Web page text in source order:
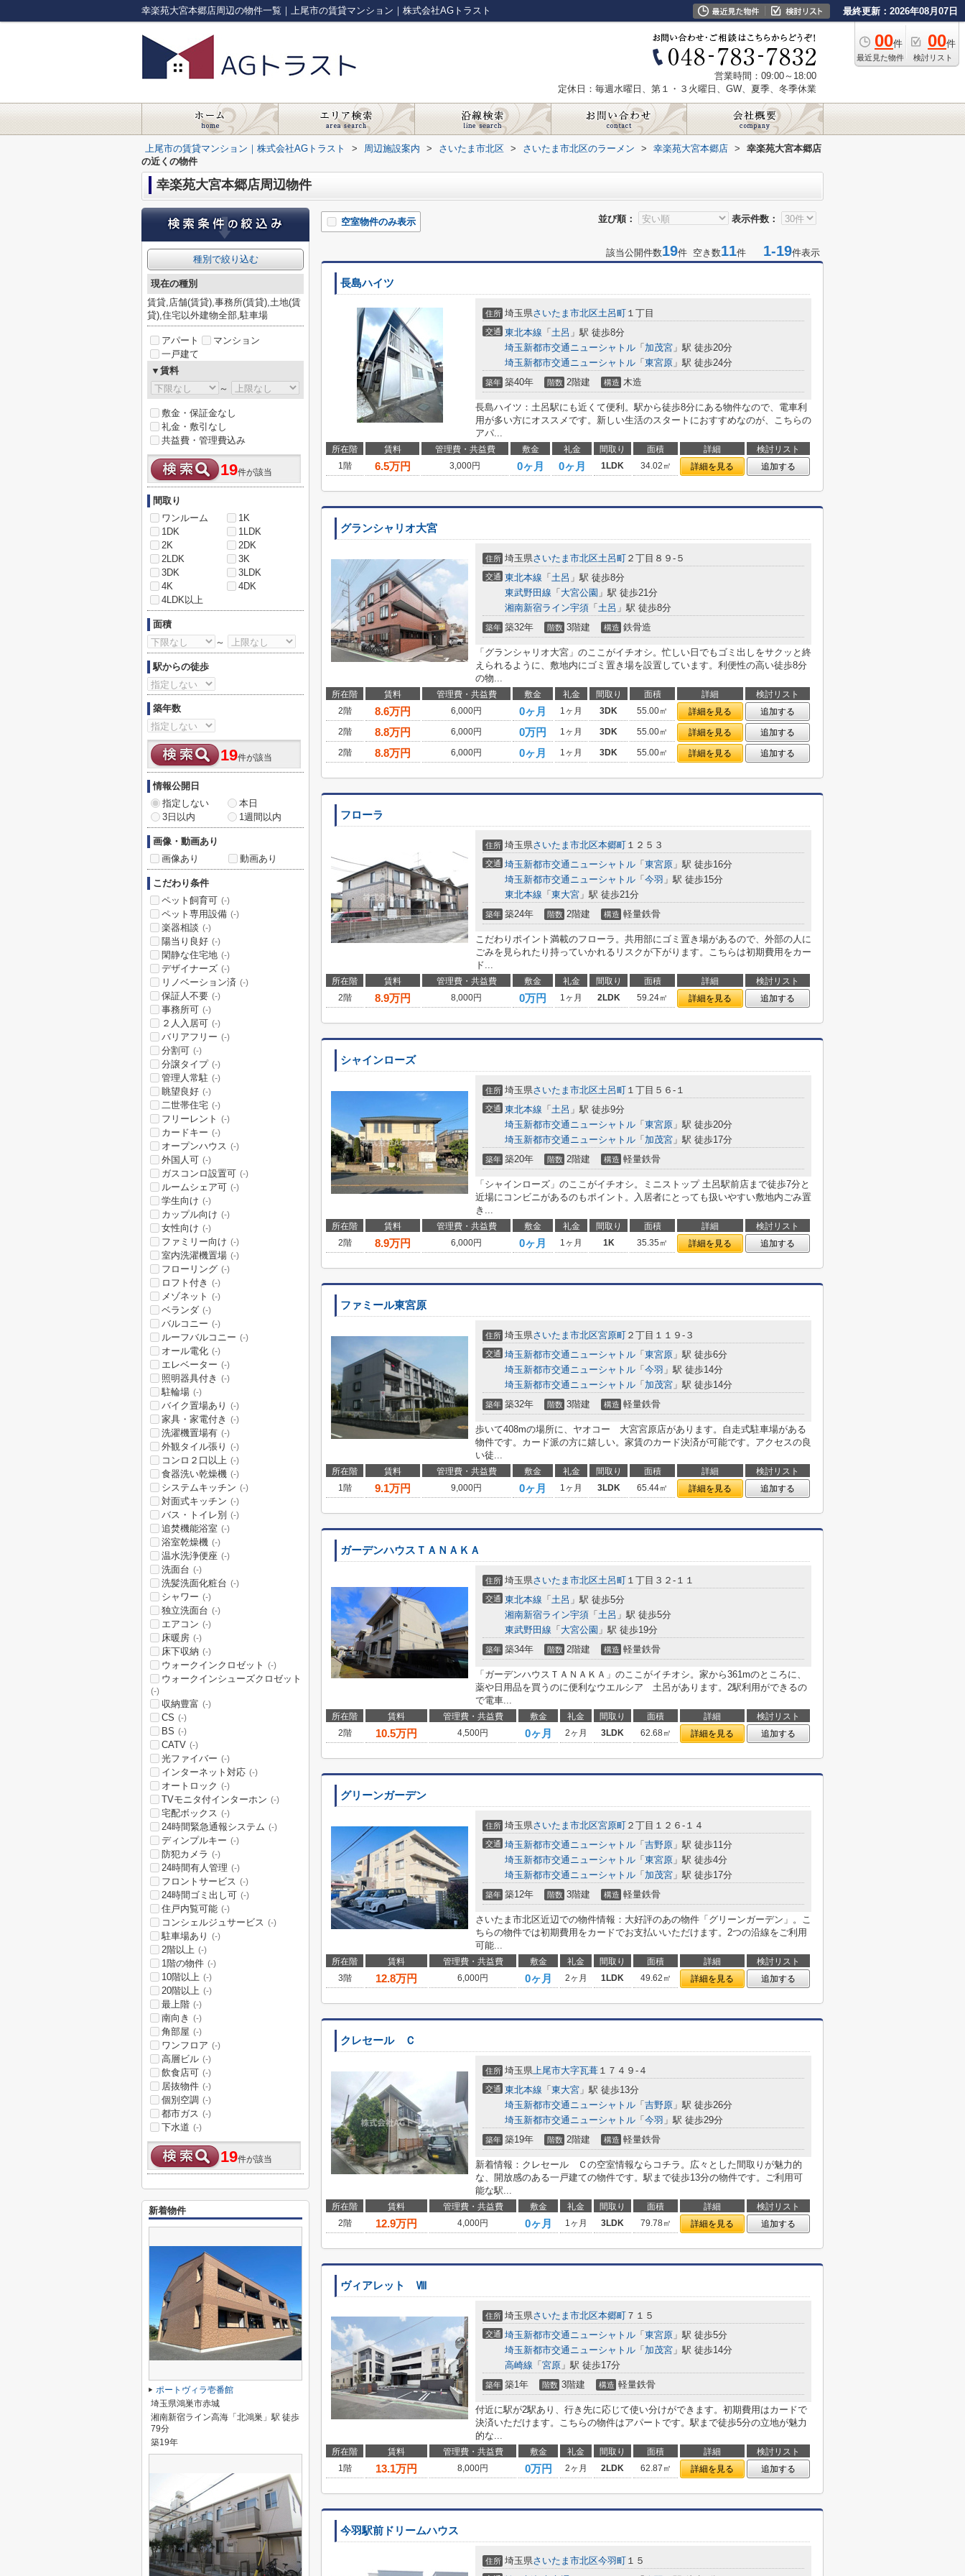
幸楽苑大宮本郷店周辺の物件一覧｜上尾市の賃貸マンション｜株式会社AGトラスト 最終更新：2026年08月07日
00件
最近見た物件
00件
検討リスト
営業時間：09:00～18:00
定休日：毎週水曜日、第１・３火曜日、GW、夏季、冬季休業
上尾市の賃貸マンション｜株式会社AGトラスト > 周辺施設案内 > さいたま市北区 > さいたま市北区のラーメン > 幸楽苑大宮本郷店 >
幸楽苑大宮本郷店
の近くの物件
幸楽苑大宮本郷店周辺物件
並び順： 表示件数：
空室物件のみ表示
該当公開件数19件 空き数11件 1-19件表示
長島ハイツ
住所 埼玉県さいたま市北区土呂町 １丁目
交通 東北本線 「 土呂 」駅 徒歩8分
埼玉新都市交通ニューシャトル 「 加茂宮 」駅 徒歩20分
埼玉新都市交通ニューシャトル 「 東宮原 」駅 徒歩24分
築年 築40年 階数 2階建 構造 木造
長島ハイツ：土呂駅にも近くて便利。駅から徒歩8分にある物件なので、電車利
用が多い方にオススメです。新しい生活のスタートにおすすめなのが、こちらの
アパ...
所在階 賃料 管理費・共益費 敷金 礼金 間取り 面積 詳細
検討リスト
1階
6.5万円 3,000円 0ヶ月 0ヶ月 1LDK 34.02㎡ 詳細を見る 追加する
グランシャリオ大宮
住所 埼玉県さいたま市北区土呂町 ２丁目８９-５
交通 東北本線 「 土呂 」駅 徒歩8分
東武野田線 「 大宮公園 」駅 徒歩21分
湘南新宿ライン宇須 「 土呂 」駅 徒歩8分
築年 築32年 階数 3階建 構造 鉄骨造
「グランシャリオ大宮」のここがイチオシ。忙しい日でもゴミ出しをサクッと終
えられるように、敷地内にゴミ置き場を設置しています。利便性の高い徒歩8分
の物...
所在階 賃料 管理費・共益費 敷金 礼金 間取り 面積 詳細
検討リスト
2階
8.6万円 6,000円 0ヶ月 1ヶ月 3DK 55.00㎡ 詳細を見る
追加する
2階
8.8万円 6,000円 0万円 1ヶ月 3DK 55.00㎡ 詳細を見る
追加する
2階
8.8万円 6,000円 0ヶ月 1ヶ月 3DK 55.00㎡ 詳細を見る 追加する
フローラ
住所 埼玉県さいたま市北区本郷町 １２５３
交通 埼玉新都市交通ニューシャトル 「 東宮原 」駅 徒歩16分
埼玉新都市交通ニューシャトル 「 今羽 」駅 徒歩15分
東北本線 「 東大宮 」駅 徒歩21分
築年 築24年 階数 2階建 構造 軽量鉄骨
こだわりポイント満載のフローラ。共用部にゴミ置き場があるので、外部の人に
ごみを見られたり持っていかれるリスクが下がります。こちらは初期費用をカー
ド...
所在階 賃料 管理費・共益費 敷金 礼金 間取り 面積 詳細
検討リスト
2階
8.9万円 8,000円 0万円 1ヶ月 2LDK 59.24㎡ 詳細を見る 追加する
シャインローズ
住所 埼玉県さいたま市北区土呂町 １丁目５６-１
交通 東北本線 「 土呂 」駅 徒歩9分
埼玉新都市交通ニューシャトル 「 東宮原 」駅 徒歩20分
埼玉新都市交通ニューシャトル 「 加茂宮 」駅 徒歩17分
築年 築20年 階数 2階建 構造 軽量鉄骨
「シャインローズ」のここがイチオシ。ミニストップ 土呂駅前店まで徒歩7分と
近場にコンビニがあるのもポイント。入居者にとっても扱いやすい敷地内ごみ置
き...
所在階 賃料 管理費・共益費 敷金 礼金 間取り 面積 詳細
検討リスト
2階
8.9万円 6,000円 0ヶ月 1ヶ月 1K 35.35㎡ 詳細を見る 追加する
ファミール東宮原
住所 埼玉県さいたま市北区宮原町 ２丁目１１９-３
交通 埼玉新都市交通ニューシャトル 「 東宮原 」駅 徒歩6分
埼玉新都市交通ニューシャトル 「 今羽 」駅 徒歩14分
埼玉新都市交通ニューシャトル 「 加茂宮 」駅 徒歩14分
築年 築32年 階数 3階建 構造 軽量鉄骨
歩いて408mの場所に、ヤオコー 大宮宮原店があります。自走式駐車場がある
物件です。カード派の方に嬉しい。家賃のカード決済が可能です。アクセスの良
い徒...
所在階 賃料 管理費・共益費 敷金 礼金 間取り 面積 詳細
検討リスト
1階
9.1万円 9,000円 0ヶ月 1ヶ月 3LDK 65.44㎡ 詳細を見る 追加する
ガーデンハウスＴＡＮＡＫＡ
住所 埼玉県さいたま市北区土呂町 １丁目３２-１１
交通 東北本線 「 土呂 」駅 徒歩5分
湘南新宿ライン宇須 「 土呂 」駅 徒歩5分
東武野田線 「 大宮公園 」駅 徒歩19分
築年 築34年 階数 2階建 構造 軽量鉄骨
「ガーデンハウスＴＡＮＡＫＡ」のここがイチオシ。家から361mのところに、
薬や日用品を買うのに便利なウエルシア 土呂があります。2駅利用ができるの
で電車...
所在階 賃料 管理費・共益費 敷金 礼金 間取り 面積 詳細
検討リスト
2階
10.5万円 4,500円 0ヶ月 2ヶ月 3LDK 62.68㎡ 詳細を見る 追加する
グリーンガーデン
住所 埼玉県さいたま市北区宮原町 ２丁目１２６-１４
交通 埼玉新都市交通ニューシャトル 「 吉野原 」駅 徒歩11分
埼玉新都市交通ニューシャトル 「 東宮原 」駅 徒歩4分
埼玉新都市交通ニューシャトル 「 加茂宮 」駅 徒歩17分
築年 築12年 階数 3階建 構造 軽量鉄骨
さいたま市北区近辺での物件情報：大好評のあの物件「グリーンガーデン」。こ
ちらの物件では初期費用をカードでお支払いいただけます。2つの沿線をご利用
可能...
所在階 賃料 管理費・共益費 敷金 礼金 間取り 面積 詳細
検討リスト
3階
12.8万円 6,000円 0ヶ月 2ヶ月 1LDK 49.62㎡ 詳細を見る 追加する
クレセール Ｃ
住所 埼玉県上尾市大字瓦葺 １７４９-４
交通 東北本線 「 東大宮 」駅 徒歩13分
埼玉新都市交通ニューシャトル 「 吉野原 」駅 徒歩26分
埼玉新都市交通ニューシャトル 「 今羽 」駅 徒歩29分
築年 築19年 階数 2階建 構造 軽量鉄骨
新着情報：クレセール Ｃの空室情報ならコチラ。広々とした間取りが魅力的
な、開放感のある一戸建ての物件です。駅まで徒歩13分の物件です。ご利用可
能な駅...
所在階 賃料 管理費・共益費 敷金 礼金 間取り 面積 詳細
検討リスト
2階
12.9万円 4,000円 0ヶ月 1ヶ月 3LDK 79.78㎡ 詳細を見る 追加する
ヴィアレット Ⅷ
住所 埼玉県さいたま市北区本郷町 ７１５
交通 埼玉新都市交通ニューシャトル 「 東宮原 」駅 徒歩5分
埼玉新都市交通ニューシャトル 「 加茂宮 」駅 徒歩14分
高崎線 「 宮原 」駅 徒歩17分
築年 築1年 階数 3階建 構造 軽量鉄骨
付近に駅が2駅あり、行き先に応じて使い分けができます。初期費用はカードで
決済いただけます。こちらの物件はアパートです。駅まで徒歩5分の立地が魅力
的な...
所在階 賃料 管理費・共益費 敷金 礼金 間取り 面積 詳細
検討リスト
1階
13.1万円 8,000円 0万円 2ヶ月 2LDK 62.87㎡ 詳細を見る 追加する
今羽駅前ドリームハウス
住所 埼玉県さいたま市北区今羽町 １５
種別で絞り込む
現在の種別
賃貸,店舗(賃貸),事務所(賃貸),土地(賃
貸),住宅以外建物全部,駐車場
アパート
マンション
一戸建て
▼賃料
～
敷金・保証金なし
礼金・敷引なし
共益費・管理費込み
19件が該当
間取り
ワンルーム
1K
1DK
1LDK
2K
2DK
2LDK
3K
3DK
3LDK
4K
4DK
4LDK以上
面積
～
駅からの徒歩
築年数
19件が該当
情報公開日
指定しない
本日
3日以内
1週間以内
画像・動画あり
画像あり
動画あり
こだわり条件
ペット飼育可 (-)
ペット専用設備 (-)
楽器相談 (-)
陽当り良好 (-)
閑静な住宅地 (-)
デザイナーズ (-)
リノベーション済 (-)
保証人不要 (-)
事務所可 (-)
２人入居可 (-)
バリアフリー (-)
分割可 (-)
分譲タイプ (-)
管理人常駐 (-)
眺望良好 (-)
二世帯住宅 (-)
フリーレント (-)
カードキー (-)
オープンハウス (-)
外国人可 (-)
ガスコンロ設置可 (-)
ルームシェア可 (-)
学生向け (-)
カップル向け (-)
女性向け (-)
ファミリー向け (-)
室内洗濯機置場 (-)
フローリング (-)
ロフト付き (-)
メゾネット (-)
ベランダ (-)
バルコニー (-)
ルーフバルコニー (-)
オール電化 (-)
エレベーター (-)
照明器具付き (-)
駐輪場 (-)
バイク置場あり (-)
家具・家電付き (-)
洗濯機置場有 (-)
外観タイル張り (-)
コンロ２口以上 (-)
食器洗い乾燥機 (-)
システムキッチン (-)
対面式キッチン (-)
バス・トイレ別 (-)
追焚機能浴室 (-)
浴室乾燥機 (-)
温水洗浄便座 (-)
洗面台 (-)
洗髪洗面化粧台 (-)
シャワー (-)
独立洗面台 (-)
エアコン (-)
床暖房 (-)
床下収納 (-)
ウォークインクロゼット (-)
ウォークインシューズクロゼット
(-)
収納豊富 (-)
CS (-)
BS (-)
CATV (-)
光ファイバー (-)
インターネット対応 (-)
オートロック (-)
TVモニタ付インターホン (-)
宅配ボックス (-)
24時間緊急通報システム (-)
ディンプルキー (-)
防犯カメラ (-)
24時間有人管理 (-)
フロントサービス (-)
24時間ゴミ出し可 (-)
住戸内覧可能 (-)
コンシェルジュサービス (-)
駐車場あり (-)
2階以上 (-)
1階の物件 (-)
10階以上 (-)
20階以上 (-)
最上階 (-)
南向き (-)
角部屋 (-)
ワンフロア (-)
高層ビル (-)
飲食店可 (-)
居抜物件 (-)
個別空調 (-)
都市ガス (-)
下水道 (-)
19件が該当
新着物件
ポートヴィラ壱番館
埼玉県鴻巣市赤城
湘南新宿ライン高海「北鴻巣」駅 徒歩
79分
築19年